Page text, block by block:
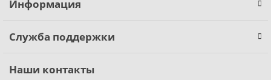
Информация
Служба поддержки
Наши контакты